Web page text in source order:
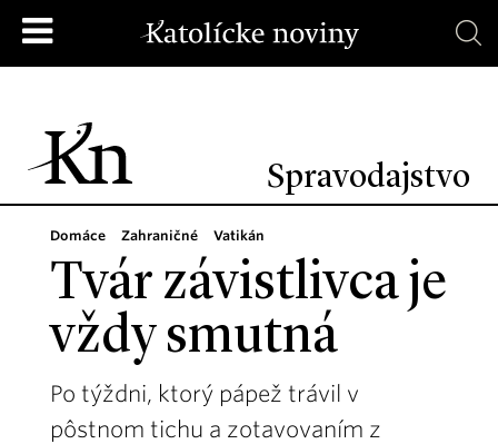
Spravodajstvo
Domáce Zahraničné Vatikán
Tvár závistlivca je
vždy smutná
Po týždni, ktorý pápež trávil v
pôstnom tichu a zotavovaním z